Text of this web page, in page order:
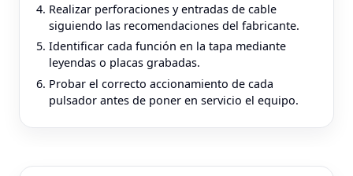
Realizar perforaciones y entradas de cable
siguiendo las recomendaciones del fabricante.
Identificar cada función en la tapa mediante
leyendas o placas grabadas.
Probar el correcto accionamiento de cada
pulsador antes de poner en servicio el equipo.